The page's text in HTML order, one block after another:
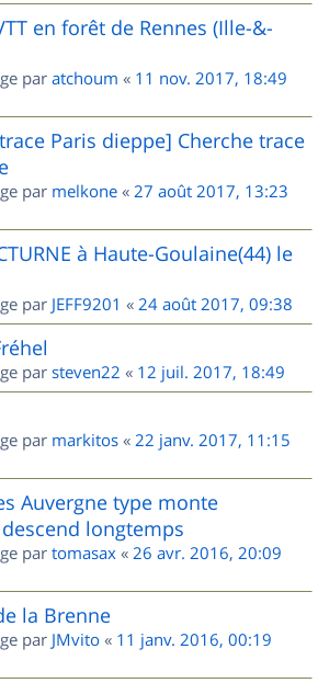
en forêt de Rennes (Ille-&-
par atchoum « 11 nov. 2017, 18:49
Paris dieppe] Cherche trace
par melkone « 27 août 2017, 13:23
à Haute-Goulaine(44) le
par JEFF9201 « 24 août 2017, 09:38
par steven22 « 12 juil. 2017, 18:49
par markitos « 22 janv. 2017, 11:15
Auvergne type monte
longtemps
par tomasax « 26 avr. 2016, 20:09
la Brenne
par JMvito « 11 janv. 2016, 00:19